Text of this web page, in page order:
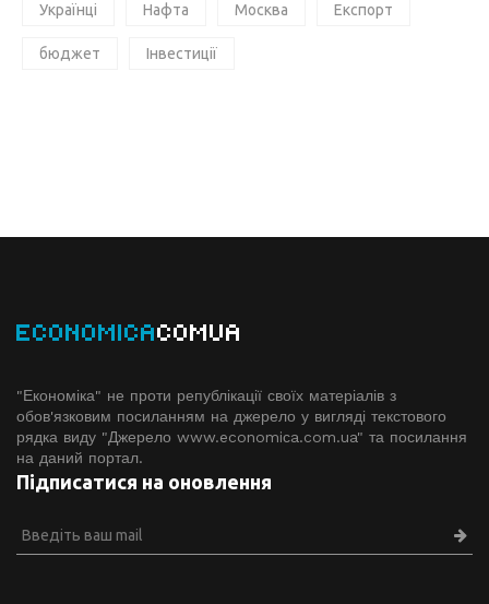
Українці Нафта Москва Експорт
бюджет Інвестиції
ECONOMICACOMUA
"Економіка" не проти републікації своїх матеріалів з
обов'язковим посиланням на джерело у вигляді текстового
рядка виду "Джерело www.economiсa.com.ua" та посилання
на даний портал.
Підписатися на оновлення